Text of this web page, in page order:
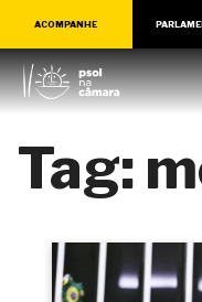
ACOMPANHE
Tag: